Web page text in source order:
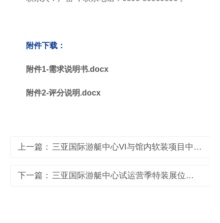
附件下载：
附件1-需求说明书.docx
附件2-评分说明.docx
上一篇： 三亚国际游艇中心VI与馆内软装项目中标公告
下一篇： 三亚国际游艇中心试运营季特装展位设计搭建项目采购公告